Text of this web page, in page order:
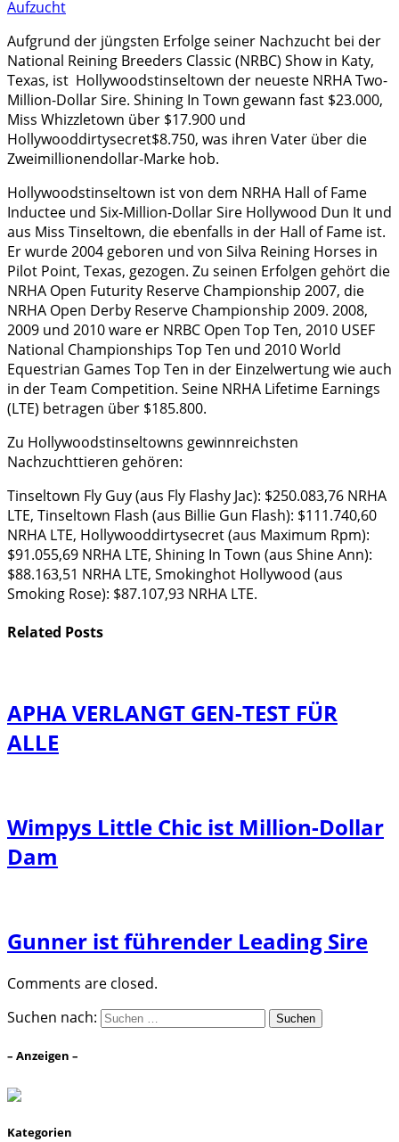
Aufzucht
Aufgrund der jüngsten Erfolge seiner Nachzucht bei der
National Reining Breeders Classic (NRBC) Show in Katy,
Texas, ist Hollywoods­tinseltown der neueste NRHA Two-
Million-Dollar Sire. Shining In Town gewann fast $23.000,
Miss Whizzletown über $17.900 und
Hollywooddirtysecret$8.750, was ihren Vater über die
Zweimillionendollar-Marke hob.
Hollywoodstinseltown ist von dem NRHA Hall of Fame
Inductee und Six-Million-Dollar Sire Hollywood Dun It und
aus Miss Tinseltown, die ebenfalls in der Hall of Fame ist.
Er wurde 2004 geboren und von Silva Reining Horses in
Pilot Point, Texas, gezogen. Zu seinen Erfolgen gehört die
NRHA Open Futurity Reserve Championship 2007, die
NRHA Open Derby Reserve Championship 2009. 2008,
2009 und 2010 ware er NRBC Open Top Ten, 2010 USEF
National Championships Top Ten und 2010 World
Equestrian Games Top Ten in der Einzelwertung wie auch
in der Team Competition. Seine NRHA Lifetime Earnings
(LTE) betragen über $185.800.
Zu Hollywoodstinseltowns gewinnreichsten
Nachzuchttieren gehören:
Tinseltown Fly Guy (aus Fly Flashy Jac): $250.083,76 NRHA
LTE, Tinseltown Flash (aus Billie Gun Flash): $111.740,60
NRHA LTE, Hollywooddirtysecret (aus Maximum Rpm):
$91.055,69 NRHA LTE, Shining In Town (aus Shine Ann):
$88.163,51 NRHA LTE, Smokinghot Hollywood (aus
Smoking Rose): $87.107,93 NRHA LTE.
Related Posts
APHA VERLANGT GEN-TEST FÜR
ALLE
Wimpys Little Chic ist Million-Dollar
Dam
Gunner ist führender Leading Sire
Comments are closed.
Suchen nach:
– Anzeigen –
Kategorien